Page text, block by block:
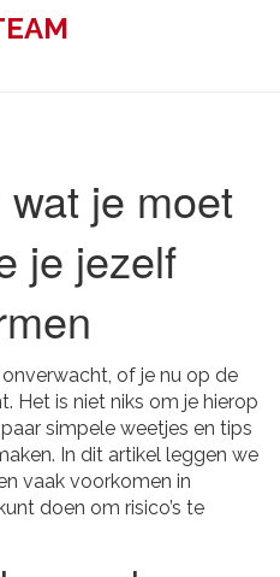
je moet
je jezelf
of je nu op de
Het is niet niks om je hierop
simpele weetjes en tips
In dit artikel leggen we
vaak voorkomen in
doen om risico’s te